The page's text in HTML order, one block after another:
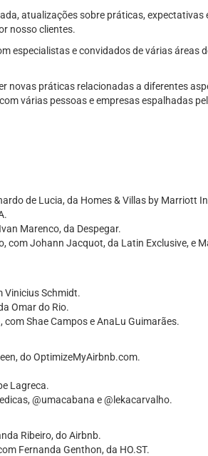
atualizações sobre práticas, expectativas
nosso clientes.
especialistas e convidados de várias áreas
práticas relacionadas a diferentes
várias pessoas e empresas espalhadas
de Lucia, da Homes & Villas by Marriott
Marenco, da Despegar.
com Johann Jacquot, da Latin Exclusive, e
Vinicius Schmidt.
Omar do Rio.
Shae Campos e AnaLu Guimarães.
do OptimizeMyAirbnb.com.
Lagreca.
@umacabana e @lekacarvalho.
Ribeiro, do Airbnb.
Fernanda Genthon, da HO.ST.